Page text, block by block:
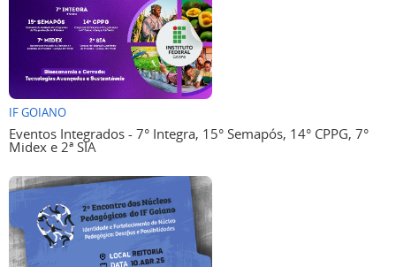
IF GOIANO
Eventos Integrados - 7° Integra, 15° Semapós, 14° CPPG, 7°
Midex e 2ª SIA